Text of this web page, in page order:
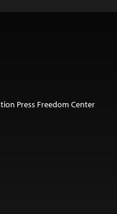
Press Freedom Center